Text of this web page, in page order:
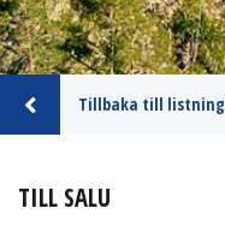
Tillbaka till listning
TILL SALU